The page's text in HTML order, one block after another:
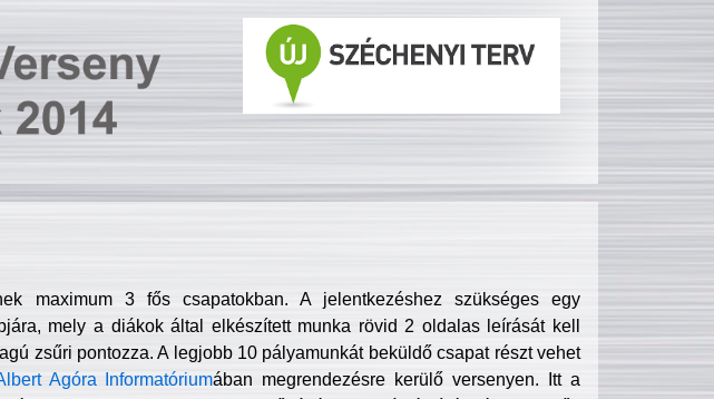
maximum 3 fős csapatokban. A jelentkezéshez szükséges egy
mely a diákok által elkészített munka rövid 2 oldalas leírását kell
zsűri pontozza. A legjobb 10 pályamunkát beküldő csapat részt vehet
Agóra Informatóriumában megrendezésre kerülő versenyen. Itt a